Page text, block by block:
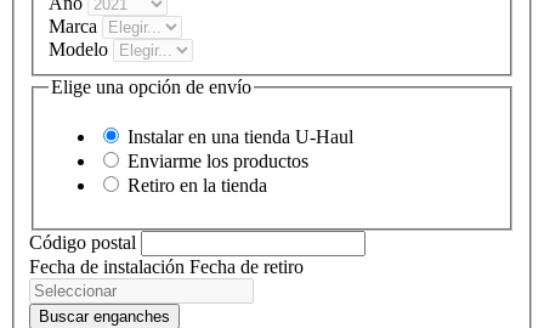
Marca
Modelo
Elige una opción de envío
Instalar en una tienda U-Haul
Enviarme los productos
Retiro en la tienda
Código postal
Fecha de instalación Fecha de retiro
Buscar enganches